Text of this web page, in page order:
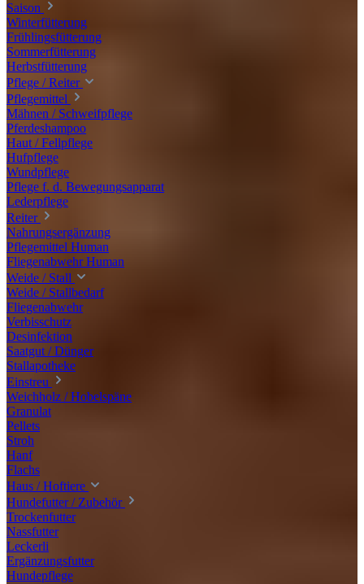
Saison
Winterfütterung
Frühlingsfütterung
Sommerfütterung
Herbstfütterung
Pflege / Reiter
Pflegemittel
Mähnen / Schweifpflege
Pferdeshampoo
Haut / Fellpflege
Hufpflege
Wundpflege
Pflege f. d. Bewegungsapparat
Lederpflege
Reiter
Nahrungsergänzung
Pflegemittel Human
Fliegenabwehr Human
Weide / Stall
Weide / Stallbedarf
Fliegenabwehr
Verbisschutz
Desinfektion
Saatgut / Dünger
Stallapotheke
Einstreu
Weichholz / Hobelspäne
Granulat
Pellets
Stroh
Hanf
Flachs
Haus / Hoftiere
Hundefutter / Zubehör
Trockenfutter
Nassfutter
Leckerli
Ergänzungsfutter
Hundepflege